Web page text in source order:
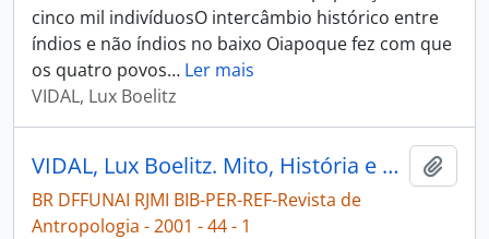
cinco mil indivíduosO intercâmbio histórico entre
índios e não índios no baixo Oiapoque fez com que
os quatro povos… Ler mais
VIDAL, Lux Boelitz
VIDAL, Lux Boelitz. Mito, História e Cosmologia: as diferentes versões da guerra dos Palikur contra os Galibi entre os povos indígenas da Bacia do Uaçá, Oiapoque, Amapá [Revista de Antropologia]
BR DFFUNAI RJMI BIB-PER-REF-Revista de
Antropologia - 2001 - 44 - 1